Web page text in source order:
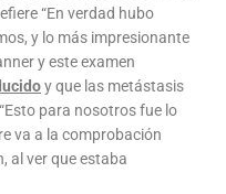
“En verdad hubo
y lo más impresionante
y este examen
y que las metástasis
para nosotros fue lo
va a la comprobación
al ver que estaba